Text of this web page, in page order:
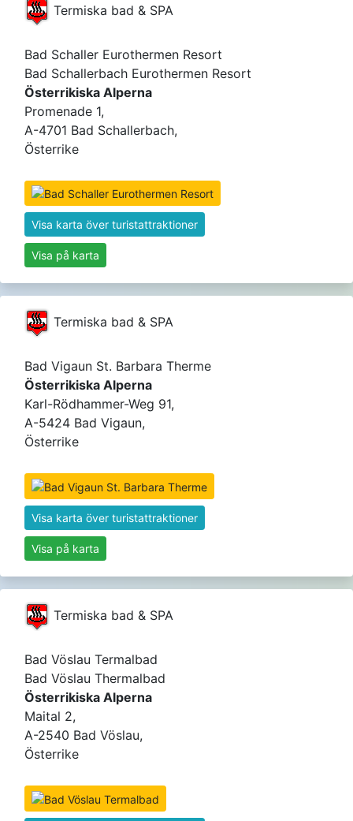
Termiska bad & SPA
Bad Schaller Eurothermen Resort
Bad Schallerbach Eurothermen Resort
Österrikiska Alperna
Promenade 1,
A-4701 Bad Schallerbach,
Österrike
Visa karta över turistattraktioner
Visa på karta
Termiska bad & SPA
Bad Vigaun St. Barbara Therme
Österrikiska Alperna
Karl-Rödhammer-Weg 91,
A-5424 Bad Vigaun,
Österrike
Visa karta över turistattraktioner
Visa på karta
Termiska bad & SPA
Bad Vöslau Termalbad
Bad Vöslau Thermalbad
Österrikiska Alperna
Maital 2,
A-2540 Bad Vöslau,
Österrike